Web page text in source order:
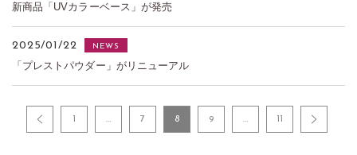
新商品「UVカラーベース」が発売
2025/01/22 NEWS
「プレストパウダー」がリニューアル
1 … 7 8 9 … 11